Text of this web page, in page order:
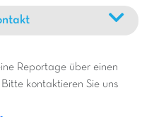
Reportage über einen
kontaktieren Sie uns